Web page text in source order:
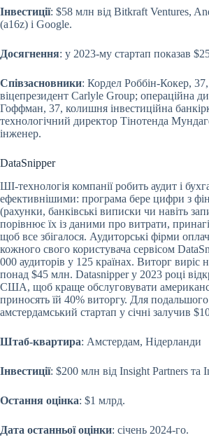
Інвестиції: $58 млн від Bitkraft Ventures,
(a16z) і Google.
Досягнення: у 2023-му стартап показав
Співзасновники: Кордел Роббін-Кокер,
віцепрезидент Carlyle Group; операційна
Гоффман, 37, колишня інвестиційна
технологічний директор Тінотенда
інженер.
DataSnipper
ШІ-технологія компанії робить аудит і
ефективнішими: програма бере цифри з
(рахунки, банківські виписки чи навіть
порівнює їх із даними про витрати,
щоб все збігалося. Аудиторські фірми
кожного свого користувача сервісом
000 аудиторів у 125 країнах. Виторг виріс
понад $45 млн. Datasnipper у 2023 році
США, щоб краще обслуговувати
приносять їй 40% виторгу. Для
амстердамський стартап у січні залучив
Штаб-квартира: Амстердам, Нідерланди
Інвестиції: $200 млн від Insight Partners та
Остання оцінка: $1 млрд.
Дата останньої оцінки: січень 2024-го.